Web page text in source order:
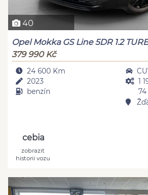
40
Opel Mokka GS Line 5DR 1.2
379 990 Kč
24 600 Km
2023
benzín
1
cebia
zobrazit
historii vozu